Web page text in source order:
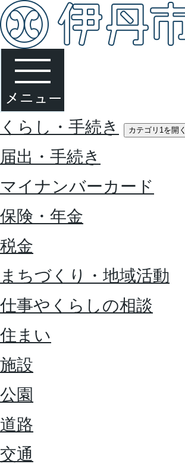
くらし・手続き カテゴリ1を開く
届出・手続き
マイナンバーカード
保険・年金
税金
まちづくり・地域活動
仕事やくらしの相談
住まい
施設
公園
道路
交通